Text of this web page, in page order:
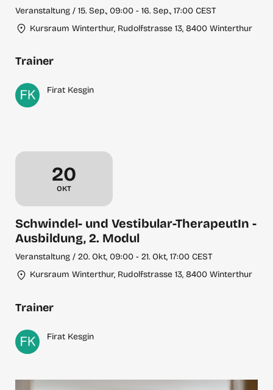
Veranstaltung / 15. Sep., 09:00 - 16. Sep., 17:00 CEST
Kursraum Winterthur, Rudolfstrasse 13, 8400 Winterthur
Trainer
Firat Kesgin
Dienstag, Oktober 20
20
OKT
Schwindel- und Vestibular-TherapeutIn -
Ausbildung, 2. Modul
Veranstaltung / 20. Okt, 09:00 - 21. Okt, 17:00 CEST
Kursraum Winterthur, Rudolfstrasse 13, 8400 Winterthur
Trainer
Firat Kesgin